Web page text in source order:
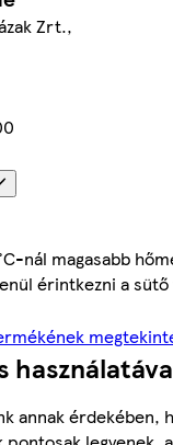
Zrt.,
nál magasabb
érintkezni a sütő
annak érdekében,